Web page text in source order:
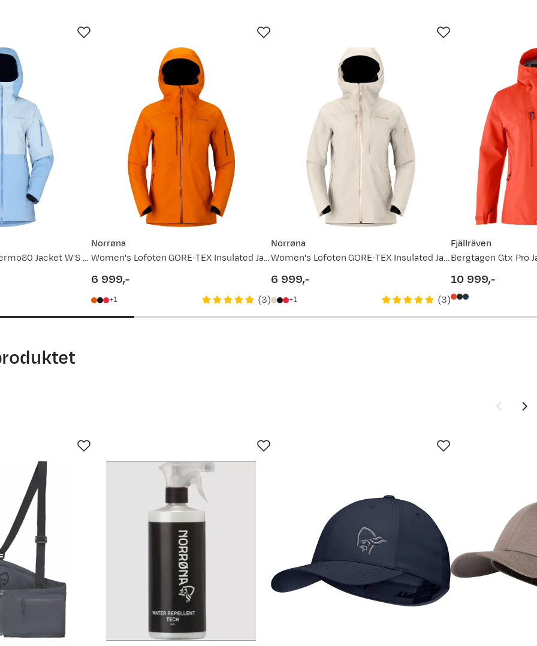
73 - 75
Det er alltid greit med litt hjelp. For mer detaljert info om hvordan
størrelse
Lofoten Gore-Tex Thermo80 Jacket W'S Cashmere Blue/allure
Norrøna
Women's Lofoten GORE-TEX Insulated Jacket Exuberance
6 999,-
1 (3)
Norrøna
Women's Lofoten GORE-TEX Insulated Jacket Oatmeal
6 999,-
1 (3)
Fjällräven
price
10 999,-